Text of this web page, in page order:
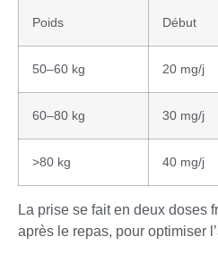
Poids Début
50–60 kg 20 mg/j
60–80 kg 30 mg/j
>80 kg 40 mg/j
La prise se fait en deux doses
après le repas, pour optimiser